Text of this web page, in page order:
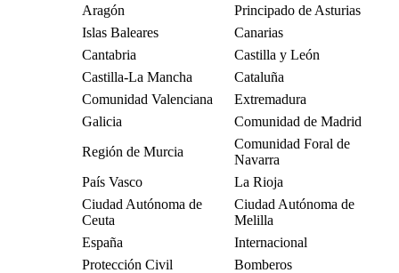
Aragón
Principado de Asturias
Islas Baleares
Canarias
Cantabria
Castilla y León
Castilla-La Mancha
Cataluña
Comunidad Valenciana
Extremadura
Galicia
Comunidad de Madrid
Región de Murcia
Comunidad Foral de
Navarra
País Vasco
La Rioja
Ciudad Autónoma de
Ceuta
Ciudad Autónoma de
Melilla
España
Internacional
Protección Civil
Bomberos